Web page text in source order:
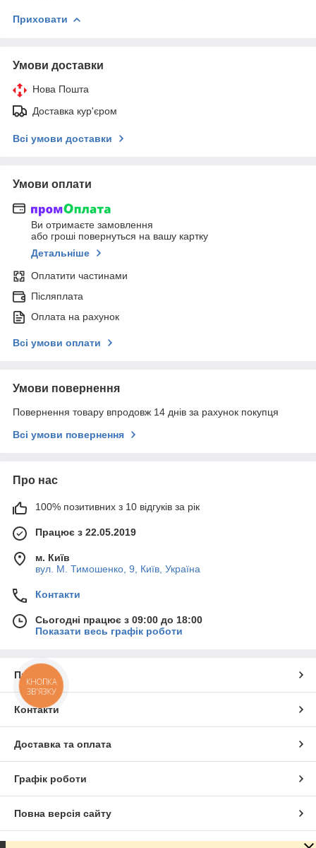
Приховати
Умови доставки
Нова Пошта
Доставка кур'єром
Всі умови доставки
Умови оплати
Ви отримаєте замовлення
або гроші повернуться на вашу картку
Детальніше
Оплатити частинами
Післяплата
Оплата на рахунок
Всі умови оплати
Умови повернення
Повернення товару впродовж 14 днів за рахунок покупця
Всі умови повернення
Про нас
100% позитивних з 10 відгуків за рік
Працює з 22.05.2019
м. Київ
вул. М. Тимошенко, 9, Київ, Україна
Контакти
Сьогодні працює з 09:00 до 18:00
Показати весь графік роботи
Про нас
Контакти
Доставка та оплата
Графік роботи
Повна версія сайту
КНОПКА
ЗВ'ЯЗКУ